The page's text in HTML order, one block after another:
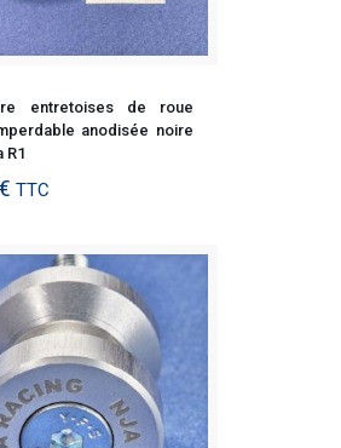
entretoises de roue
anodisée noire
R1
€ TTC